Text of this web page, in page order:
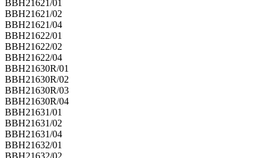
BBH21621/01
BBH21621/02
BBH21621/04
BBH21622/01
BBH21622/02
BBH21622/04
BBH21630R/01
BBH21630R/02
BBH21630R/03
BBH21630R/04
BBH21631/01
BBH21631/02
BBH21631/04
BBH21632/01
BBH21632/02